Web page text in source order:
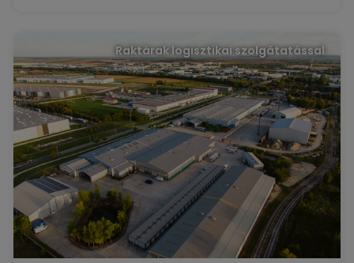
Raktárak logisztikai szolgátatással